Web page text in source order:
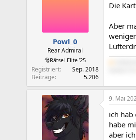
Powl_0
Rear Admiral
🎅Rätsel-Elite ’25
Registriert
Sep. 2018
Beiträge
5.206
Die
Aber
9. Mai
ich hab
habe
aber